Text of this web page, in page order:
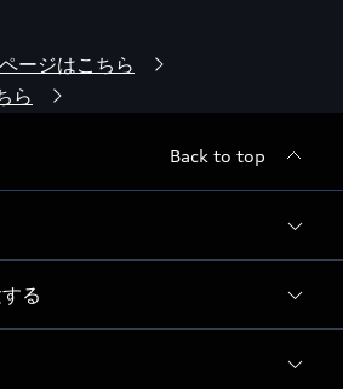
ージはこちら
ら
Back to top
る